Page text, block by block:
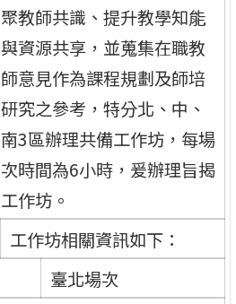
聚教師共識、提升教學知能
與資源共享，並蒐集在職教
師意見作為課程規劃及師培
研究之參考，特分北、中、
南3區辦理共備工作坊，每場
次時間為6小時，爰辦理旨揭
工作坊。
工作坊相關資訊如下：
臺北場次